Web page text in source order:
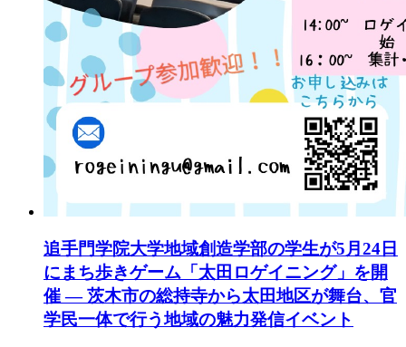
追手門学院大学地域創造学部の学生が5月24日
にまち歩きゲーム「太田ロゲイニング」を開
催 ― 茨木市の総持寺から太田地区が舞台、官
学民一体で行う地域の魅力発信イベント